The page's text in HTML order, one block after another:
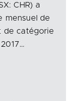
CHR) a
mensuel de
de catégorie